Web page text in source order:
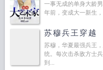
一事无成的单身大龄
年前，变成大一新生
苏穆兵王穿越
苏穆，华夏最强兵王
统。每次击杀敌方士
到...